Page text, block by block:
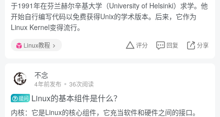
于1991年在芬兰赫尔辛基大学（University of Helsinki）求学。他
开始自行编写代码以免费获得Unix的学术版本。后来，它作为
Linux Kernel变得流行。
Linux教程 评分 回复 分享
不念
4年前发布 36次阅读
提问 Linux的基本组件是什么？
内核：它是Linux的核心组件，它充当软件和硬件之间的接口。